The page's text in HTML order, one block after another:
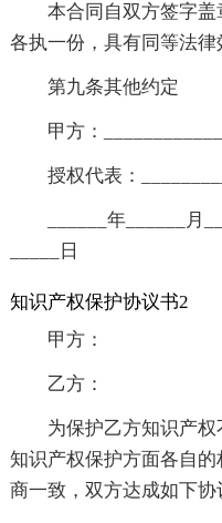
本合同自双方签字
各执一份，具有同等法律
第九条其他约定
甲方：
授权代表：
______年______月
_____日
知识产权保护协议书2
甲方：
乙方：
为保护乙方知识产
知识产权保护方面各自
商一致，双方达成如下协